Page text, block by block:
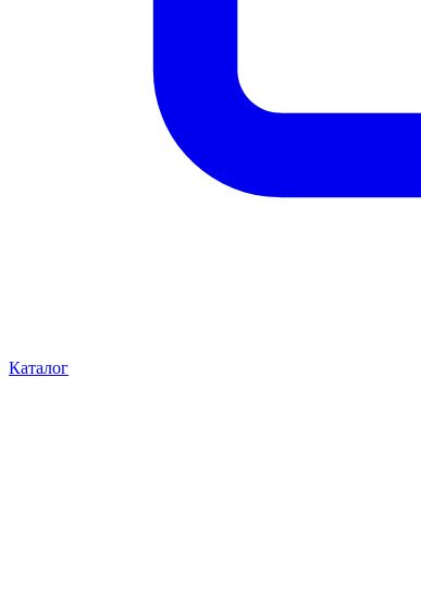
Каталог